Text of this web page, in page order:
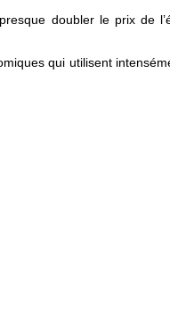
doubler le prix de
qui utilisent